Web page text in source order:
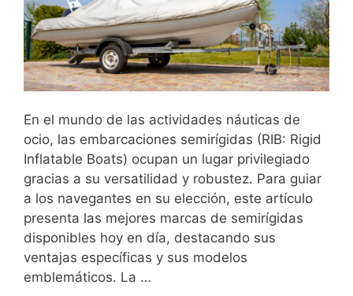
En el mundo de las actividades náuticas de
ocio, las embarcaciones semirígidas (RIB: Rigid
Inflatable Boats) ocupan un lugar privilegiado
gracias a su versatilidad y robustez. Para guiar
a los navegantes en su elección, este artículo
presenta las mejores marcas de semirígidas
disponibles hoy en día, destacando sus
ventajas específicas y sus modelos
emblemáticos. La …